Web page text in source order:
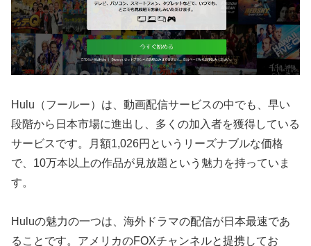
Hulu（フールー）は、動画配信サービスの中でも、早い
段階から日本市場に進出し、多くの加入者を獲得している
サービスです。月額1,026円というリーズナブルな価格
で、10万本以上の作品が見放題という魅力を持っていま
す。
Huluの魅力の一つは、海外ドラマの配信が日本最速であ
ることです。アメリカのFOXチャンネルと提携してお